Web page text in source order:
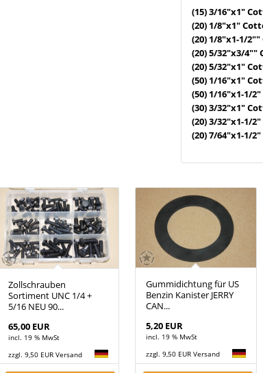
(15) 3/16"x1"
(20) 1/8"x1"
(20) 1/8"x1-1/
(20) 5/32"x3/4""
(20) 5/32"x1"
(50) 1/16"x1"
(50) 1/16"x1-1/
(30) 3/32"x1"
(20) 3/32"x1-1/
(20) 7/64"x1-1/
Zollschrauben
Sortiment UNC 1/4 +
5/16 NEU 90...
65,00 EUR
incl. 19 % MwSt
zzgl. 9,50 EUR Versand
Gummidichtung für US
Benzin Kanister JERRY
CAN...
5,20 EUR
incl. 19 % MwSt
zzgl. 9,50 EUR Versand